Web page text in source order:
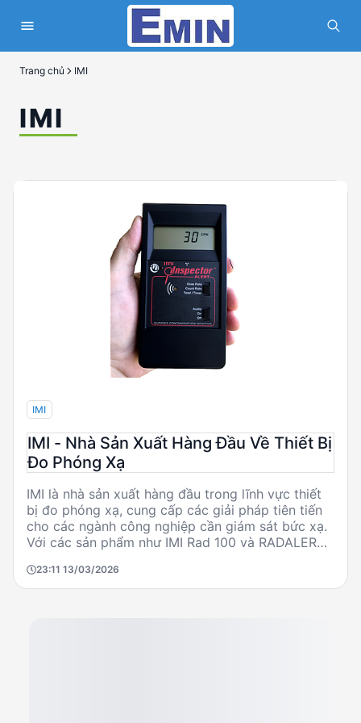
Trang chủ IMI
IMI
IMI
IMI - Nhà Sản Xuất Hàng Đầu Về Thiết Bị
Đo Phóng Xạ
IMI là nhà sản xuất hàng đầu trong lĩnh vực thiết
bị đo phóng xạ, cung cấp các giải pháp tiên tiến
cho các ngành công nghiệp cần giám sát bức xạ.
Với các sản phẩm như IMI Rad 100 và RADALERT
môi trường đến an toàn cá nhân. Sản phẩm của
IMI được thiết kế và sản xuất tại Mỹ, đảm bảo
23:11 13/03/2026